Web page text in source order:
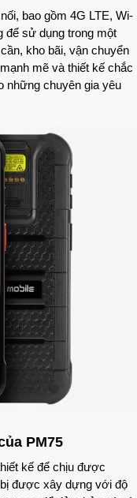
bao gồm 4G LTE, Wi-
để sử dụng trong một
kho bãi, vận chuyển
mẽ và thiết kế chắc
những chuyên gia yêu
PM75
kế để chịu được
được xây dựng với độ